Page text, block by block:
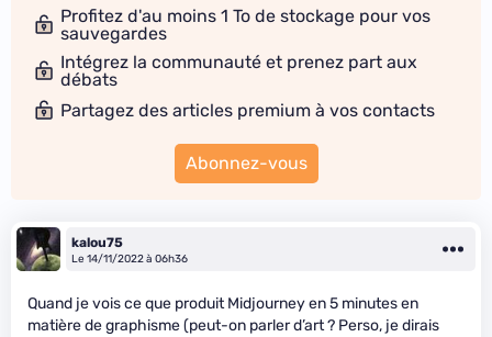
Profitez d'au moins 1 To de stockage pour vos
sauvegardes
Intégrez la communauté et prenez part aux
débats
Partagez des articles premium à vos contacts
Abonnez-vous
kalou75
Le 14/11/2022 à 06h36
Quand je vois ce que produit Midjourney en 5 minutes en
matière de graphisme (peut-on parler d’art ? Perso, je dirais